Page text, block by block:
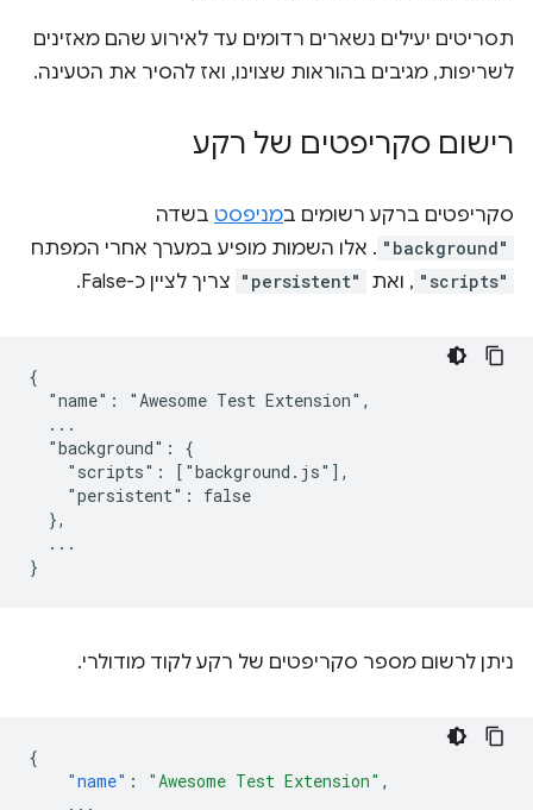
תסריטים יעילים נשארים רדומים עד לאירוע שהם מאזינים
לשריפות, מגיבים בהוראות שצוינו, ואז להסיר את הטעינה.
רישום סקריפטים של רקע
סקריפטים ברקע רשומים במניפסט בשדה
"background" . אלו השמות מופיע במערך אחרי המפתח
"scripts" , ואת "persistent" צריך לציין כ-False.
{
  "name": "Awesome Test Extension",
  ...
  "background": {
    "scripts": ["background.js"],
    "persistent": false
  },
  ...
ניתן לרשום מספר סקריפטים של רקע לקוד מודולרי.
{
"name" : "Awesome Test Extension" ,
...